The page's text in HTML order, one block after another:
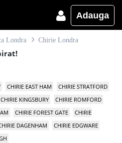
Adauga
Londra Chirie Londra
CHIRIE EAST HAM
CHIRIE STRATFORD
CHIRIE KINGSBURY
CHIRIE ROMFORD
CHIRIE FOREST GATE
CHIRIE
DAGENHAM
CHIRIE EDGWARE